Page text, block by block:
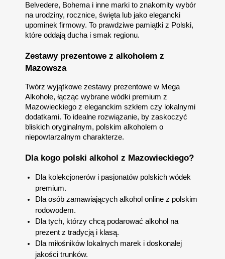
Belvedere, Bohema i inne marki to znakomity wybór
na urodziny, rocznice, święta lub jako elegancki
upominek firmowy. To prawdziwe pamiątki z Polski,
które oddają ducha i smak regionu.
Zestawy prezentowe z alkoholem z
Mazowsza
Twórz wyjątkowe zestawy prezentowe w Mega
Alkohole, łącząc wybrane wódki premium z
Mazowieckiego z eleganckim szkłem czy lokalnymi
dodatkami. To idealne rozwiązanie, by zaskoczyć
bliskich oryginalnym, polskim alkoholem o
niepowtarzalnym charakterze.
Dla kogo polski alkohol z Mazowieckiego?
Dla kolekcjonerów i pasjonatów polskich wódek
premium.
Dla osób zamawiających alkohol online z polskim
rodowodem.
Dla tych, którzy chcą podarować alkohol na
prezent z tradycją i klasą.
Dla miłośników lokalnych marek i doskonałej
jakości trunków.